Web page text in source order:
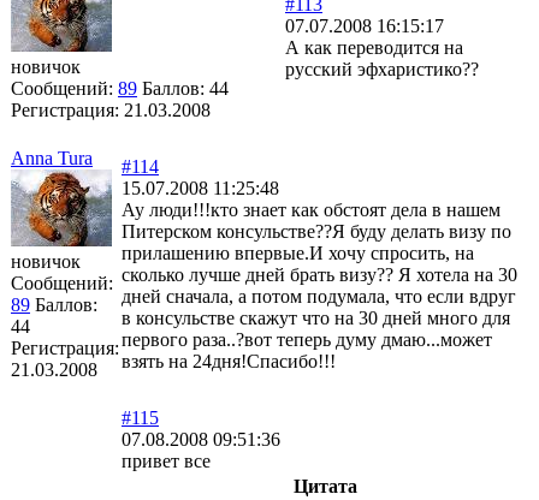
новичок
Сообщений: 89 Баллов: 44
Регистрация: 21.03.2008
07.07.2008 16:15:17
А как переводится на
русский эфхаристико??
Anna Tura
новичок
Сообщений:
89 Баллов:
44
Регистрация:
21.03.2008
#114
15.07.2008 11:25:48
Ау люди!!!кто знает как обстоят дела в нашем
Питерском консульстве??Я буду делать визу по
прилашению впервые.И хочу спросить, на
сколько лучше дней брать визу?? Я хотела на 30
дней сначала, а потом подумала, что если вдруг
в консульстве скажут что на 30 дней много для
первого раза..?вот теперь думу дмаю...может
взять на 24дня!Спасибо!!!
#115
07.08.2008 09:51:36
привет все
Цитата